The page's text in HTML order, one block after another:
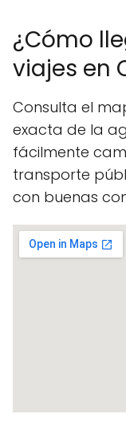
¿Cómo
viajes en
Consulta el
exacta de la
fácilmente
transporte
con buenas